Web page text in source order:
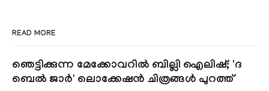
READ MORE
ഞെട്ടിക്കുന്ന മേക്കോവറിൽ ബില്ലി ഐലിഷ്; 'ദ
ബെൽ ജാർ' ലൊക്കേഷൻ ചിത്രങ്ങൾ പുറത്ത്